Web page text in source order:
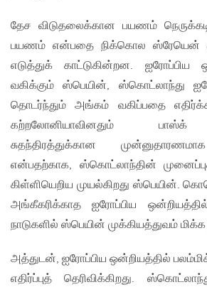
தேச விடுதலைக்கான பயணம்
பயணம் என்பதை நிக்கொல ஸ்ரேயென்
எடுத்துக் காட்டுகின்றன.
வகிக்கும் ஸ்பெயின், ஸ்கொட்லாந்து
தொடர்ந்தும் அங்கம் வகிப்பதை
கற்றலோனியாவினதும்
சுதந்திரத்துக்கான
என்பதற்காக, ஸ்கொட்லாந்தின்
கிள்ளியெறிய முயல்கிறது ஸ்பெயின்.
அங்கீகரிக்காத ஐரோப்பிய
நாடுகளில் ஸ்பெயின் முக்கியத்துவம் மிக்க
அத்துடன், ஐரோப்பிய ஒன்றியத்தில்
எதிர்ப்புத் தெரிவிக்கிறது.